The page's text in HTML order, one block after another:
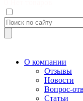
О компании
Отзывы
Новости
Вопрос-
Статьи